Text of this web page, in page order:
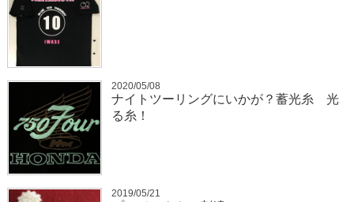
2020/05/08
ナイトツーリングにいかが？蓄光糸 光
る糸！
2019/05/21